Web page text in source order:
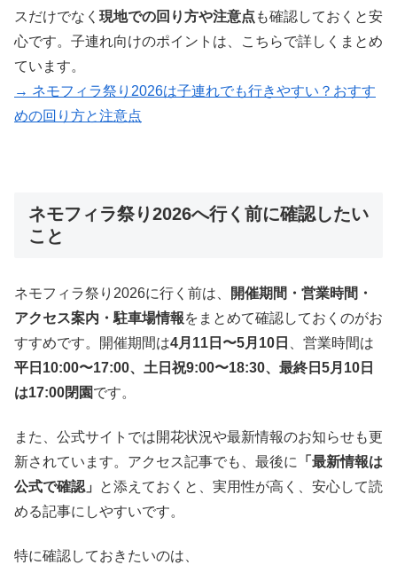
スだけでなく 現地での回り方や注意点 も確認しておくと安
心です。子連れ向けのポイントは、こちらで詳しくまとめ
ています。
→ ネモフィラ祭り2026は子連れでも行きやすい？おすす
めの回り方と注意点
ネモフィラ祭り2026へ行く前に確認したい
こと
ネモフィラ祭り2026に行く前は、
開催期間・営業時間・
アクセス案内・駐車場情報をまとめて確認しておくのがお
すすめです。開催期間は4月11日〜5月10日
、営業時間は
平日10:00〜17:00、土日祝9:00〜18:30、最終日5月10日
は17:00閉園です。
また、公式サイトでは開花状況や最新情報のお知らせも更
新されています。アクセス記事でも、最後に
「最新情報は
公式で確認」
と添えておくと、実用性が高く、安心して読
める記事にしやすいです。
特に確認しておきたいのは、